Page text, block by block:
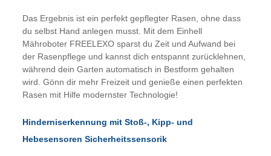
Das Ergebnis ist ein perfekt gepflegter Rasen, ohne dass
du selbst Hand anlegen musst. Mit dem Einhell
Mähroboter FREELEXO sparst du Zeit und Aufwand bei
der Rasenpflege und kannst dich entspannt zurücklehnen,
während dein Garten automatisch in Bestform gehalten
wird. Gönn dir mehr Freizeit und genieße einen perfekten
Rasen mit Hilfe modernster Technologie!
Hinderniserkennung mit Stoß-, Kipp- und
Hebesensoren Sicherheitssensorik